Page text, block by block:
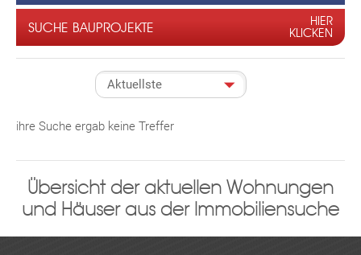
SUCHE BAUPROJEKTE
HIER
KLICKEN
ihre Suche ergab keine Treffer
Übersicht der aktuellen Wohnungen
und Häuser aus der Immobiliensuche